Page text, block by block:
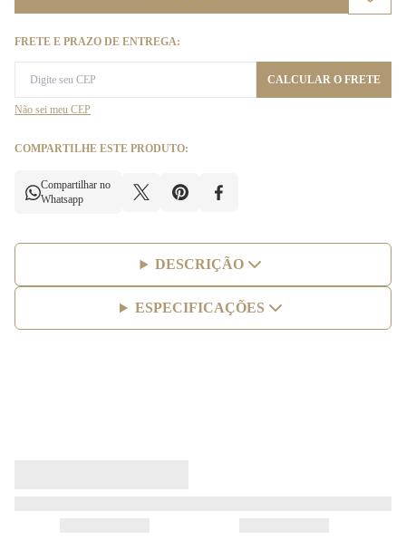
FRETE E PRAZO DE ENTREGA:
CALCULAR O FRETE
Não sei meu CEP
COMPARTILHE ESTE PRODUTO:
Compartilhar no
Whatsapp
DESCRIÇÃO
ESPECIFICAÇÕES